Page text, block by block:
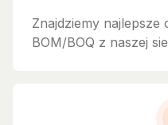
Znajdziemy najlepsze
BOM/BOQ z naszej